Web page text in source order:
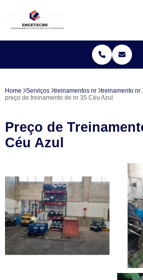
Home Serviços treinamentos nr
treinamento nr
preço de treinamento de nr 35 Céu Azul
Preço de
Céu Azul